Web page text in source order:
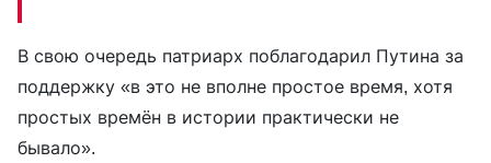
В свою очередь патриарх поблагодарил Путина за
поддержку «в это не вполне простое время, хотя
простых времён в истории практически не
бывало».